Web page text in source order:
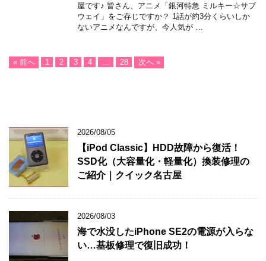
屋です♪ 皆さん、アニメ「銀河特急 ミルキー☆サブ
ウェイ」をご存じですか？ 1話が約3分くらいしか
ないアニメなんですが、今人気が …
« 前へ 1 2 3 4 28 次へ »
2026/08/05
【iPod Classic】HDD故障から復活！
SSD化（大容量化・軽量化）換装修理の
ご紹介｜クイック名古屋
2026/08/03
海で水没したiPhone SE2の電源が入らな
い…基板修理で復旧成功！